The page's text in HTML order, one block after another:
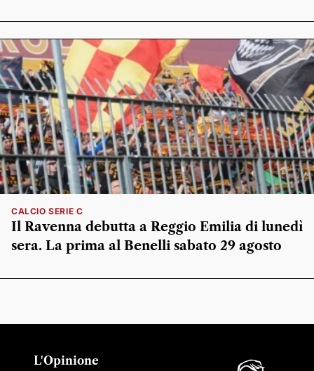
CALCIO SERIE C
Il Ravenna debutta a Reggio Emilia di lunedì
sera. La prima al Benelli sabato 29 agosto
L'Opinione